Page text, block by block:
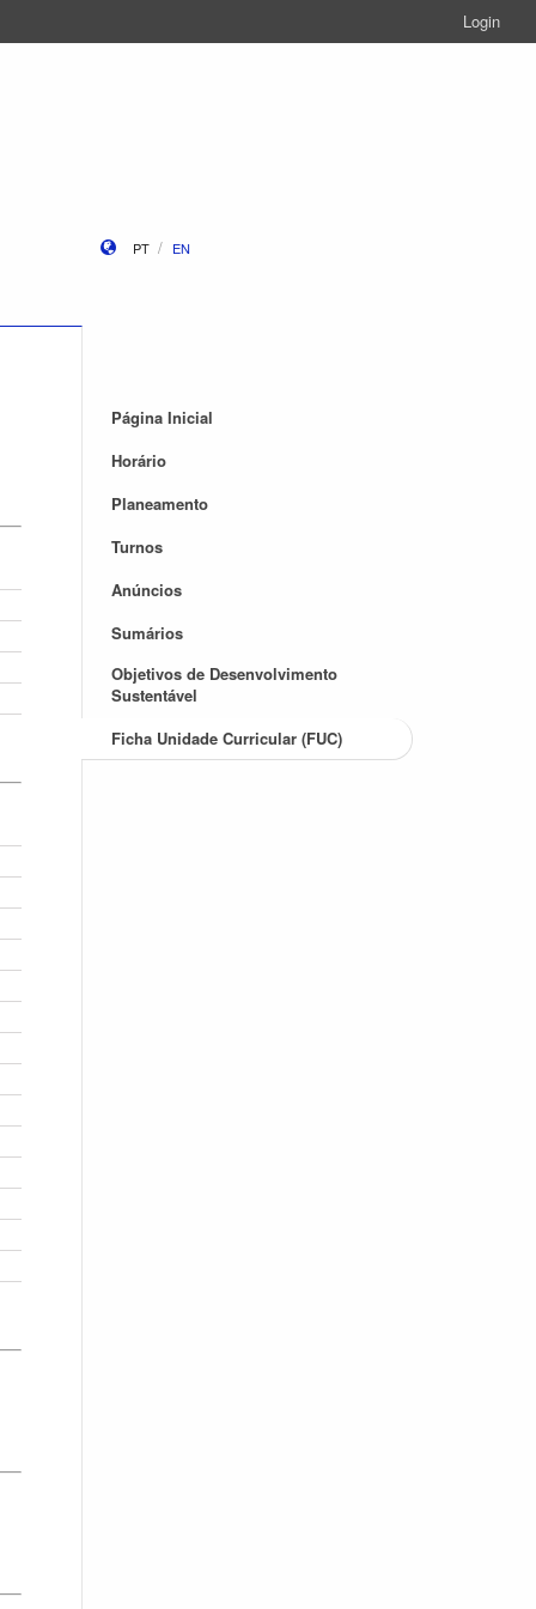
Login
PT EN
Página Inicial
Horário
Planeamento
Turnos
Anúncios
Sumários
Objetivos de Desenvolvimento
Sustentável
Ficha Unidade Curricular (FUC)